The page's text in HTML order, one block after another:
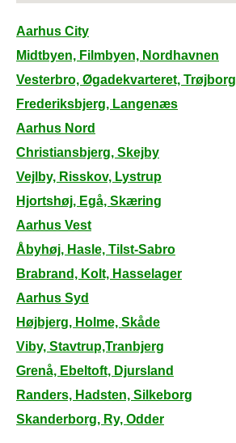
Aarhus City
Midtbyen, Filmbyen, Nordhavnen
Vesterbro, Øgadekvarteret, Trøjborg
Frederiksbjerg, Langenæs
Aarhus Nord
Christiansbjerg, Skejby
Vejlby, Risskov, Lystrup
Hjortshøj, Egå, Skæring
Aarhus Vest
Åbyhøj, Hasle, Tilst-Sabro
Brabrand, Kolt, Hasselager
Aarhus Syd
Højbjerg, Holme, Skåde
Viby, Stavtrup,Tranbjerg
Grenå, Ebeltoft, Djursland
Randers, Hadsten, Silkeborg
Skanderborg, Ry, Odder